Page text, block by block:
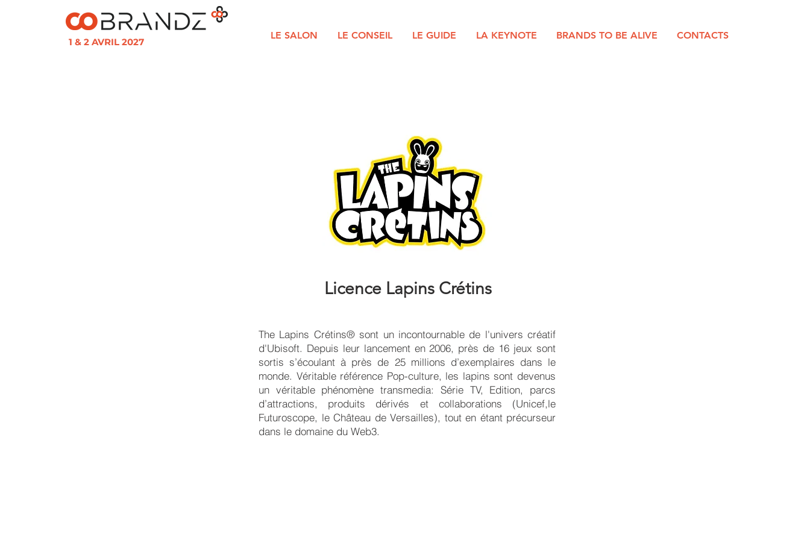
1 & 2 AVRIL 2027
LE SALON LE CONSEIL LE GUIDE LA KEYNOTE BRANDS TO BE ALIVE CONTACTS
Licence Lapins Crétins
The Lapins Crétins® sont un incontournable de l'univers créatif
d'Ubisoft. Depuis leur lancement en 2006, près de 16 jeux sont
sortis s’écoulant à près de 25 millions d’exemplaires dans le
monde. Véritable référence Pop-culture, les lapins sont devenus
un véritable phénomène transmedia: Série TV, Edition, parcs
d’attractions, produits dérivés et collaborations (Unicef,le
Futuroscope, le Château de Versailles), tout en étant précurseur
dans le domaine du Web3.